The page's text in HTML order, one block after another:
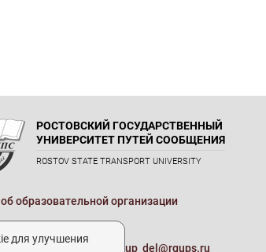
РОСТОВСКИЙ ГОСУДАРСТВЕННЫЙ
УНИВЕРСИТЕТ ПУТЕЙ СООБЩЕНИЯ
ROSTOV STATE TRANSPORT UNIVERSITY
образовательной организации
почта университета: up_del@rgups.ru
для улучшения